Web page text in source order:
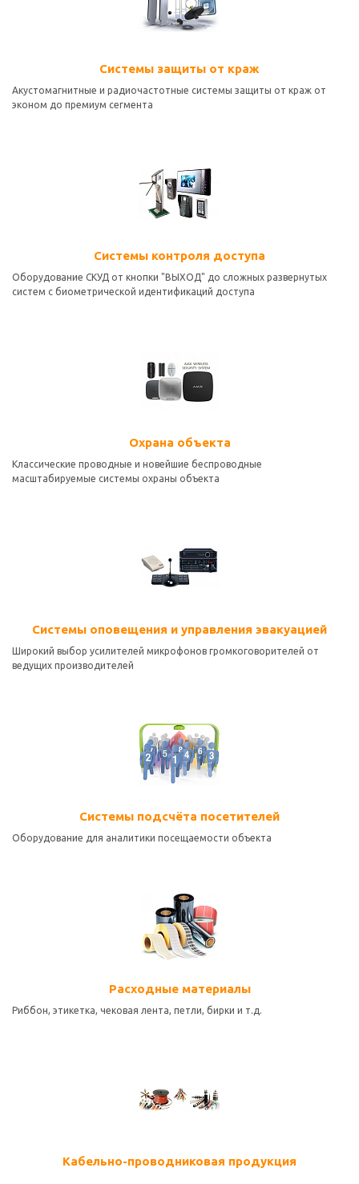
Системы защиты от краж
Акустомагнитные и радиочастотные системы защиты от краж от
эконом до премиум сегмента
Системы контроля доступа
Оборудование СКУД от кнопки "ВЫХОД" до сложных развернутых
систем с биометрической идентификаций доступа
Охрана объекта
Классические проводные и новейшие беспроводные
масштабируемые системы охраны объекта
Системы оповещения и управления эвакуацией
Широкий выбор усилителей микрофонов громкоговорителей от
ведущих производителей
Системы подсчёта посетителей
Оборудование для аналитики посещаемости объекта
Расходные материалы
Риббон, этикетка, чековая лента, петли, бирки и т.д.
Кабельно-проводниковая продукция